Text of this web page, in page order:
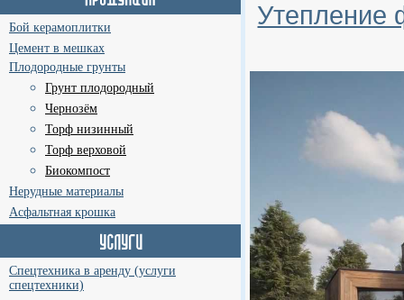
Бой керамоплитки
Цемент в мешках
Плодородные грунты
Грунт плодородный
Чернозём
Торф низинный
Торф верховой
Биокомпост
Нерудные материалы
Асфальтная крошка
Спецтехника в аренду (услуги
спецтехники)
Утепление